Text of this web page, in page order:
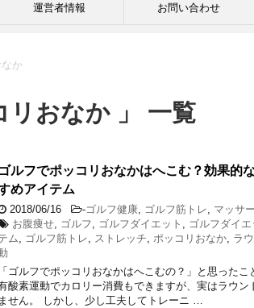
運営者情報 お問い合わせ
か
リおなか 」 一覧
ゴルフでポッコリおなかはへこむ？効果的
めアイテム
2018/06/16 -ゴルフ健康, ゴルフ筋トレ, マッサ
お腹痩せ, ゴルフ, ゴルフダイエット , ゴルフダイ
ム, ゴルフ筋トレ, ストレッチ, ポッコリおなか, ラ
「ゴルフでポッコリおなかはへこむの？」と思った
酸素運動でカロリー消費もできますが、実はラウ
ません。 しかし、少し工夫してトレーニ …